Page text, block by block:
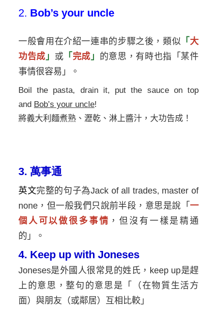
2. Bob’s your uncle
一般會用在介紹一連串的步驟之後，類似 「 大
功告成 」 或 「 完成 」 的意思，有時也指「某件
事情很容易」。
Boil the pasta, drain it, put the sauce on top
and Bob’s your uncle!
將義大利麵煮熟、瀝乾、淋上醬汁，大功告成！
3. 萬事通
英文完整的句子為Jack of all trades, master of
none ，但一般我們只說前半段，意思是說「 一
個人可以做很多事情 ，但沒有一樣是精通
的」。
4. Keep up with Joneses
Joneses是外國人很常見的姓氏， keep up是趕
上的意思，整句的意思是「（在物質生活方
面）與朋友（或鄰居）互相比較 」